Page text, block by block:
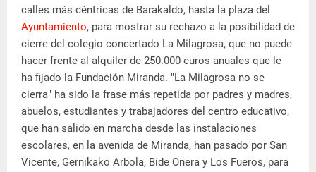
calles más céntricas de Barakaldo, hasta la plaza del
Ayuntamiento, para mostrar su rechazo a la posibilidad de
cierre del colegio concertado La Milagrosa, que no puede
hacer frente al alquiler de 250.000 euros anuales que le
ha fijado la Fundación Miranda. "La Milagrosa no se
cierra" ha sido la frase más repetida por padres y madres,
abuelos, estudiantes y trabajadores del centro educativo,
que han salido en marcha desde las instalaciones
escolares, en la avenida de Miranda, han pasado por San
Vicente, Gernikako Arbola, Bide Onera y Los Fueros, para